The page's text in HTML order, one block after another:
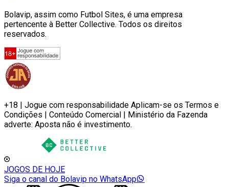
Bolavip, assim como Futbol Sites, é uma empresa
pertencente à Better Collective. Todos os direitos
reservados.
+18 | Jogue com responsabilidade Aplicam-se os Termos e
Condições | Conteúdo Comercial | Ministério da Fazenda
adverte: Aposta não é investimento.
JOGOS DE HOJE
Siga o canal do Bolavip no WhatsApp